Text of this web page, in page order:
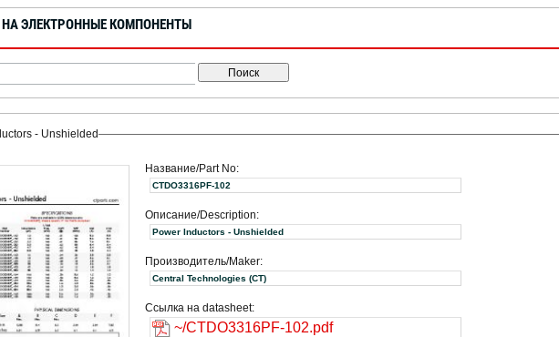
ЭЛЕКТРОННЫЕ КОМПОНЕНТЫ
Поиск
- Unshielded
Название/Part No:
CTDO3316PF-102
Описание/Description:
Power Inductors - Unshielded
Производитель/Maker:
Central Technologies (CT)
Ссылка на datasheet:
~/CTDO3316PF-102.pdf